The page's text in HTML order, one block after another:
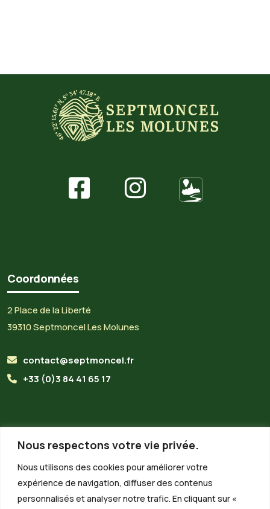
Nous respectons votre vie privée.
Nous utilisons des cookies pour améliorer votre
expérience de navigation, diffuser des contenus
personnalisés et analyser notre trafic. En cliquant sur «
Coordonnées
2 Place de la Liberté
39310 Septmoncel Les Molunes
contact@septmoncel.fr
+33 (0)3 84 41 65 17
Lundi :8h30 - 13h00
Mardi :8h30 - 13h00
Mercredi :Fermé